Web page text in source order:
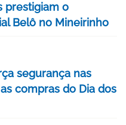
prestigiam o
Belô no Mineirinho
segurança nas
compras do Dia dos